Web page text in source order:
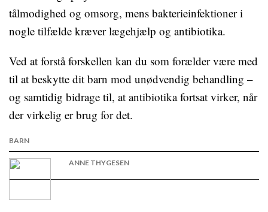
tålmodighed og omsorg, mens bakterieinfektioner i
nogle tilfælde kræver lægehjælp og antibiotika.
Ved at forstå forskellen kan du som forælder være med
til at beskytte dit barn mod unødvendig behandling –
og samtidig bidrage til, at antibiotika fortsat virker, når
der virkelig er brug for det.
BARN
ANNE THYGESEN